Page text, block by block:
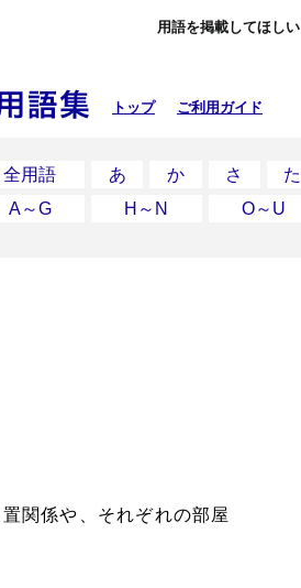
用語を掲載してほしい
トップ ご利用ガイド
全用語 あ か さ た
A～G
H～N O～U
関係や、それぞれの部屋